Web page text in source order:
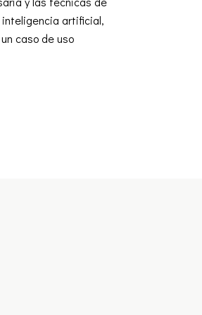
artificial,
caso de uso